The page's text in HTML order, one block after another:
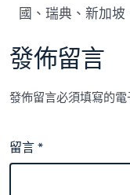
國、瑞典、新加
發佈留言
發佈留言必須填寫的
留言*